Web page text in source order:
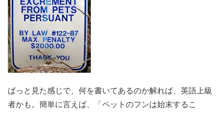
ぱっと見た感じで、何を書いてあるのか解れば、英語上級
者かも。簡単に言えば、「ペットのフンは始末するこ